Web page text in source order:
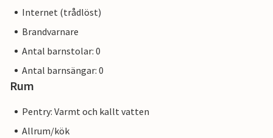
Internet (trådlöst)
Brandvarnare
Antal barnstolar: 0
Antal barnsängar: 0
Rum
Pentry: Varmt och kallt vatten
Allrum/kök